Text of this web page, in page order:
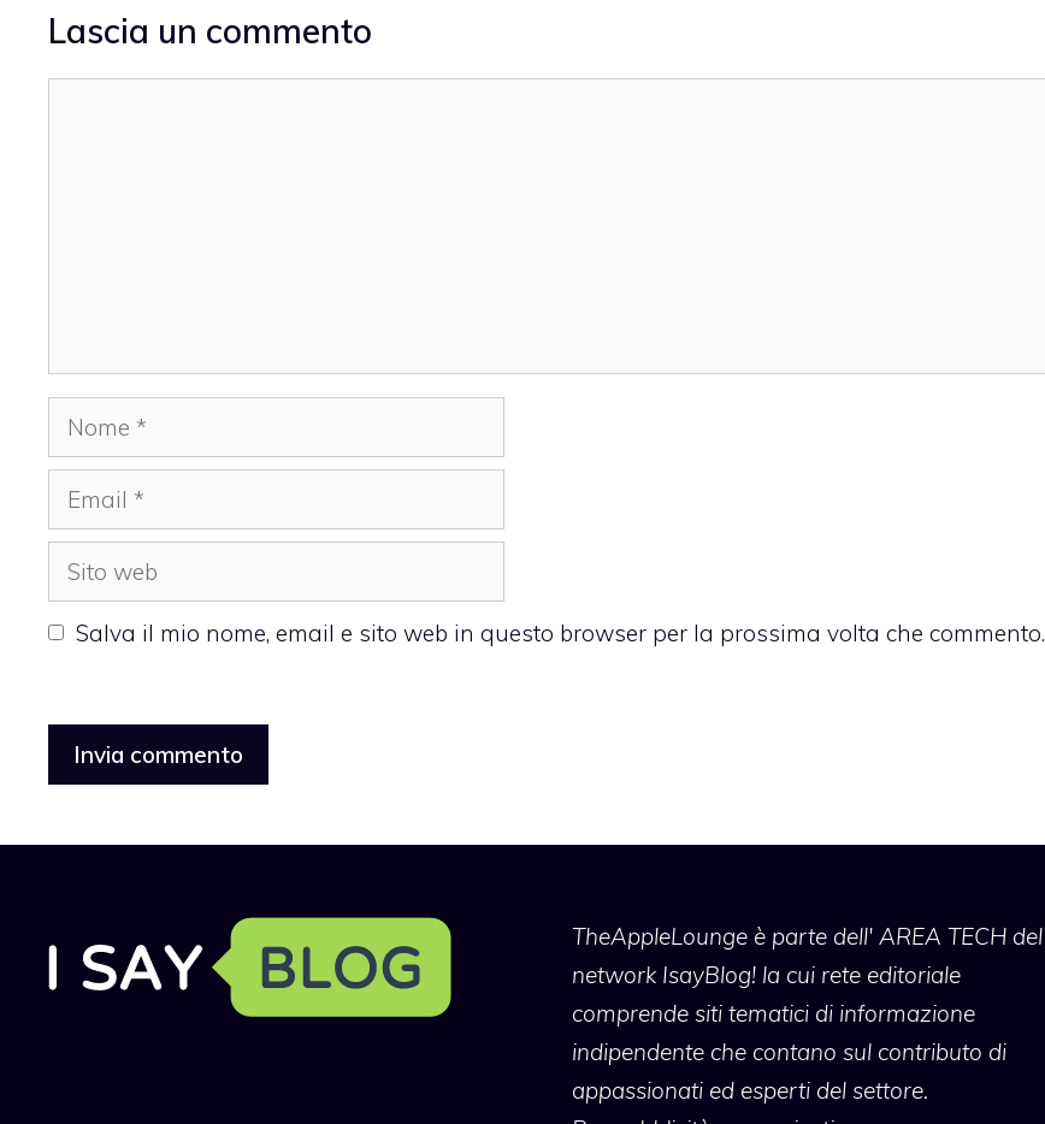
Lascia un commento
Nome
Email
Sito
web
Salva il mio nome, email e sito web in questo browser per la prossima volta che commento.
TheAppleLoungeè parte dell' AREA TECH del
network IsayBlog! la cui rete editoriale
comprende siti tematici di informazione
indipendente che contano sul contributo di
appassionati ed esperti del settore.